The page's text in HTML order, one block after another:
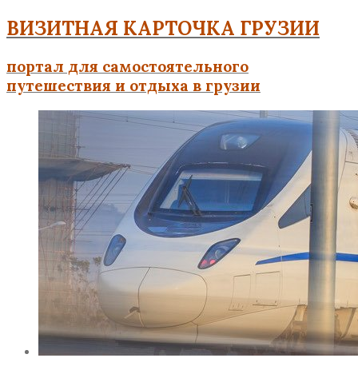
ВИЗИТНАЯ КАРТОЧКА ГРУЗИИ
портал для самостоятельного
путешествия и отдыха в грузии